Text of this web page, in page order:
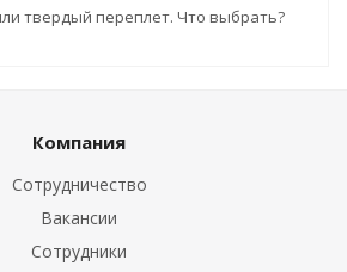
твердый переплет. Что выбрать?
Компания
Сотрудничество
Вакансии
Сотрудники